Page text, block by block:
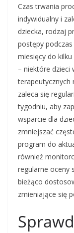
Czas trwania
indywidualny i
dziecka, rodzaj
postępy
miesięcy do
– niektóre dzieci
terapeutycznych
zaleca się
tygodniu, aby
wsparcie dla
zmniejszać
program do
również
regularne oceny
bieżąco
zmieniające się